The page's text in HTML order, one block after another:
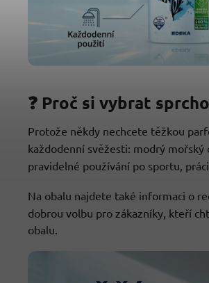
❓ Proč si vybrat
Protože někdy nechcete těžkou
každodenní svěžesti: modrý
pravidelné používání po sportu,
Na obalu najdete také informaci o
dobrou volbu pro zákazníky, kteří
obalu.